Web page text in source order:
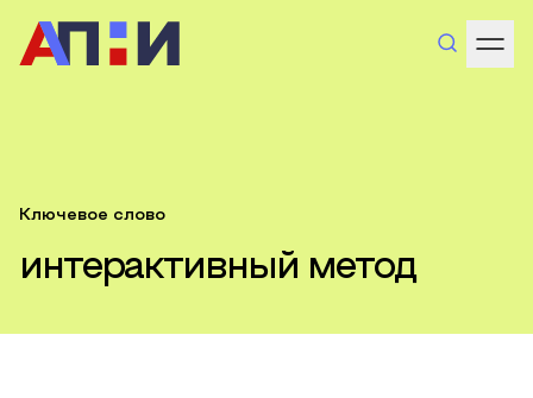
Ключевое слово
интерактивный метод